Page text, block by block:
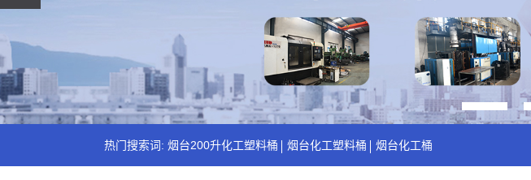
热门搜索词: 烟台200升化工塑料桶 烟台化工塑料桶 烟台化工桶